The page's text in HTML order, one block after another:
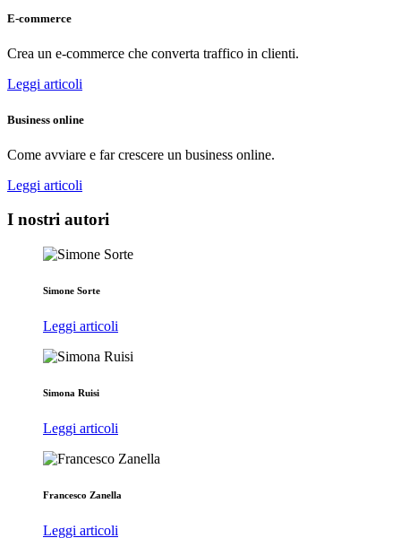
E-commerce
Crea un e-commerce che converta traffico in clienti.
Leggi articoli
Business online
Come avviare e far crescere un business online.
Leggi articoli
I nostri autori
Simone Sorte
Leggi articoli
Simona Ruisi
Leggi articoli
Francesco Zanella
Leggi articoli